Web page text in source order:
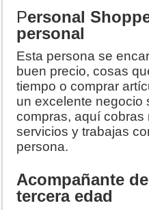
Personal
personal
Esta persona se
buen precio, cosas
tiempo o comprar
un excelente negocio
compras, aquí cobras
servicios y trabajas
persona.
Acompañante
tercera edad